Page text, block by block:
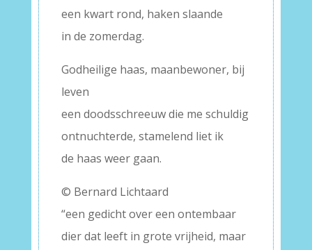
een kwart rond, haken slaande
in de zomerdag.
Godheilige haas, maanbewoner, bij
leven
een doodsschreeuw die me schuldig
ontnuchterde, stamelend liet ik
de haas weer gaan.
© Bernard Lichtaard
“een gedicht over een ontembaar
dier dat leeft in grote vrijheid, maar